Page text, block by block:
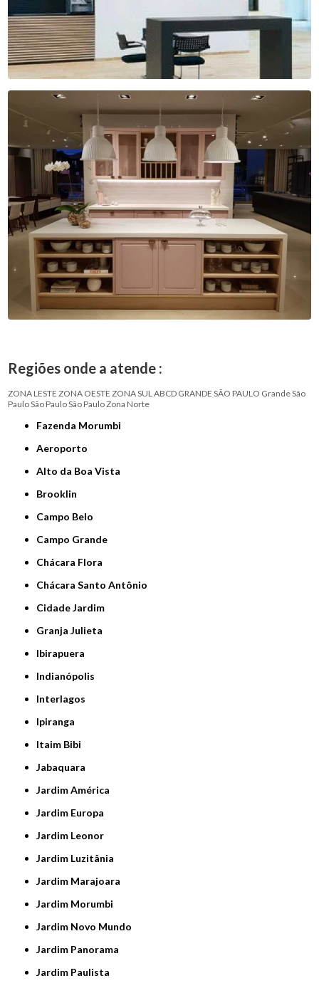
Regiões onde a atende :
ZONA LESTE ZONA OESTE ZONA SULABCD GRANDE SÃO PAULO Grande São
PauloSão PauloSão PauloZona Norte
Fazenda Morumbi
Aeroporto
Alto da Boa Vista
Brooklin
Campo Belo
Campo Grande
Chácara Flora
Chácara Santo Antônio
Cidade Jardim
Granja Julieta
Ibirapuera
Indianópolis
Interlagos
Ipiranga
Itaim Bibi
Jabaquara
Jardim América
Jardim Europa
Jardim Leonor
Jardim Luzitânia
Jardim Marajoara
Jardim Morumbi
Jardim Novo Mundo
Jardim Panorama
Jardim Paulista